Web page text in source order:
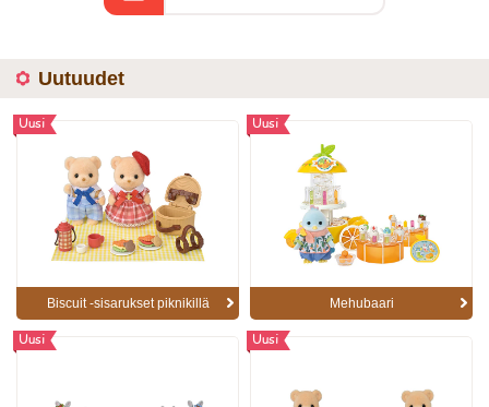
Uutuudet
Uusi
Biscuit -sisarukset piknikillä
Uusi
Mehubaari
Uusi Uusi